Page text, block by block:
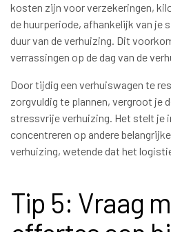
kosten zijn voor verzekeringen,
de huurperiode, afhankelijk van je
duur van de verhuizing. Dit
verrassingen op de dag van de
Door tijdig een verhuiswagen te
zorgvuldig te plannen, vergroot je
stressvrije verhuizing. Het stelt je
concentreren op andere
verhuizing, wetende dat het
Tip 5: Vraag